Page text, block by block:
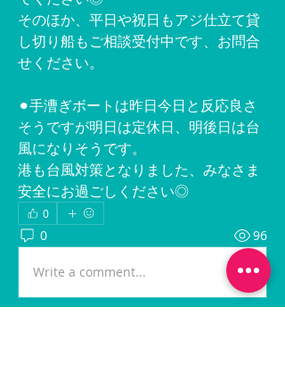
そのほか、平日や祝日もアジ仕立て貸
し切り船もご相談受付中です、お問合
せください。
⚫︎手漕ぎボートは昨日今日と反応良さ
そうですが明日は定休日、明後日は台
風になりそうです。
港も台風対策となりました、みなさま
安全にお過ごしください◎
0
0 96
Write a comment...